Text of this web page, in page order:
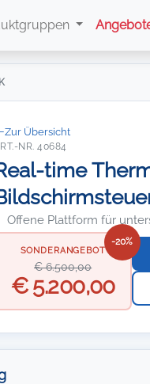
Zur Übersicht
NR. 40684
time
Offene Plattform für
-20%
SONDERANGEBOT
€ 6.500,00
€ 5.200,00